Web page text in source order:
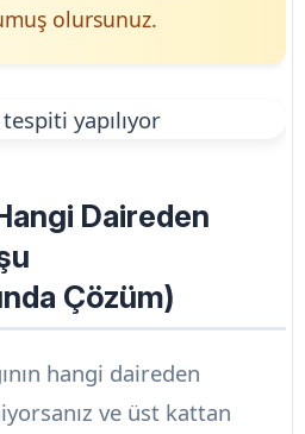
olursunuz.
Hangi Daireden
Çözüm)
hangi daireden
ve üst kattan